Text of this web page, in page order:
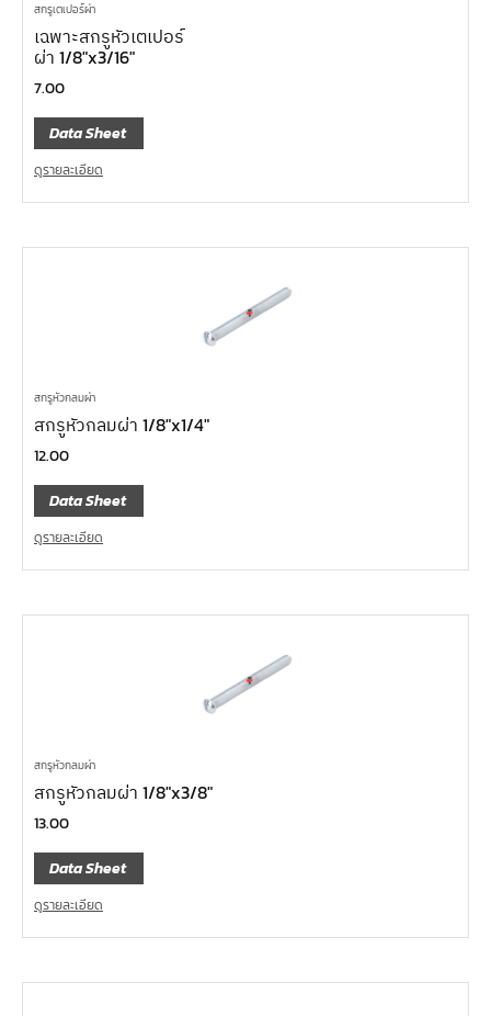
สกรูเตเปอร์ผ่า
เฉพาะสกรูหัวเตเปอร์
ผ่า 1/8″x3/16″
7.00
Data Sheet
ดูรายละเอียด
สกรูหัวกลมผ่า
สกรูหัวกลมผ่า 1/8″x1/4″
12.00
Data Sheet
ดูรายละเอียด
สกรูหัวกลมผ่า
สกรูหัวกลมผ่า 1/8″x3/8″
13.00
Data Sheet
ดูรายละเอียด